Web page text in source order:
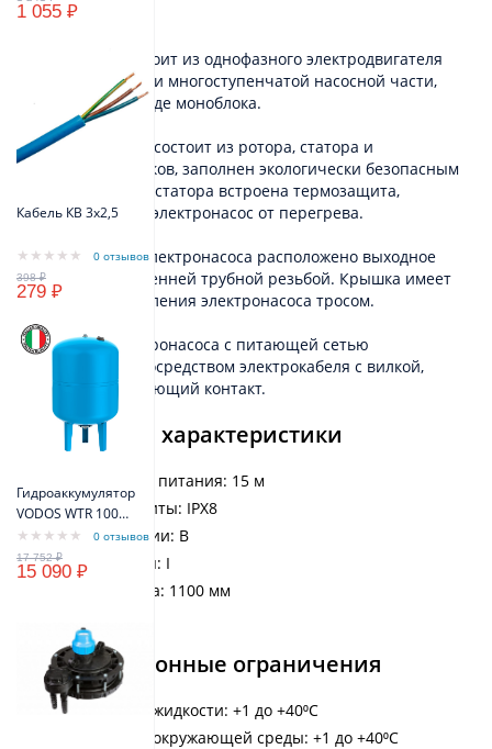
1 055 ₽
Кабель КВ 3х2,5
0 отзывов
279 ₽
Гидроаккумулятор
VODOS WTR 100
VERT (100 литров,
10bar, G1", +99°C,
мембрана EPDM
0 отзывов
15 090 ₽
Устройство
Электронасос состоит из однофазного электродвигателя
переменного тока и многоступенчатой насосной части,
выполненных в виде моноблока.
Электродвигатель состоит из ротора, статора и
шарикоподшипников, заполнен экологически безопасным
маслом. В обмотку статора встроена термозащита,
предохраняющая электронасос от перегрева.
В верхней части электронасоса расположено выходное
отверстие с внутренней трубной резьбой. Крышка имеет
два ушка для крепления электронасоса тросом.
Соединение электронасоса с питающей сетью
осуществляется посредством электрокабеля с вилкой,
имеющей заземляющий контакт.
Технические характеристики
Длина кабеля питания: 15 м
Степень защиты: IPX8
Класс изоляции: B
Класс защиты: I
Высота насоса: 1100 мм
Эксплуатационные ограничения
Температура жидкости: +1 до +40⁰С
Температура окружающей среды: +1 до +40⁰С